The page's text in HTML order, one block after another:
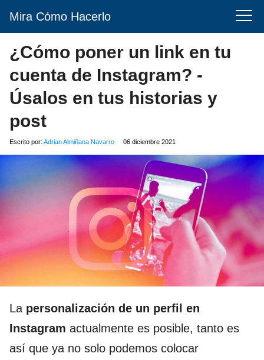
Mira Cómo Hacerlo
¿Cómo poner un link en tu
cuenta de Instagram? -
Úsalos en tus historias y
post
Escrito por: Adrian Almiñana Navarro 06 diciembre 2021
La personalización de un perfil en
Instagram actualmente es posible, tanto es
así que ya no solo podemos colocar